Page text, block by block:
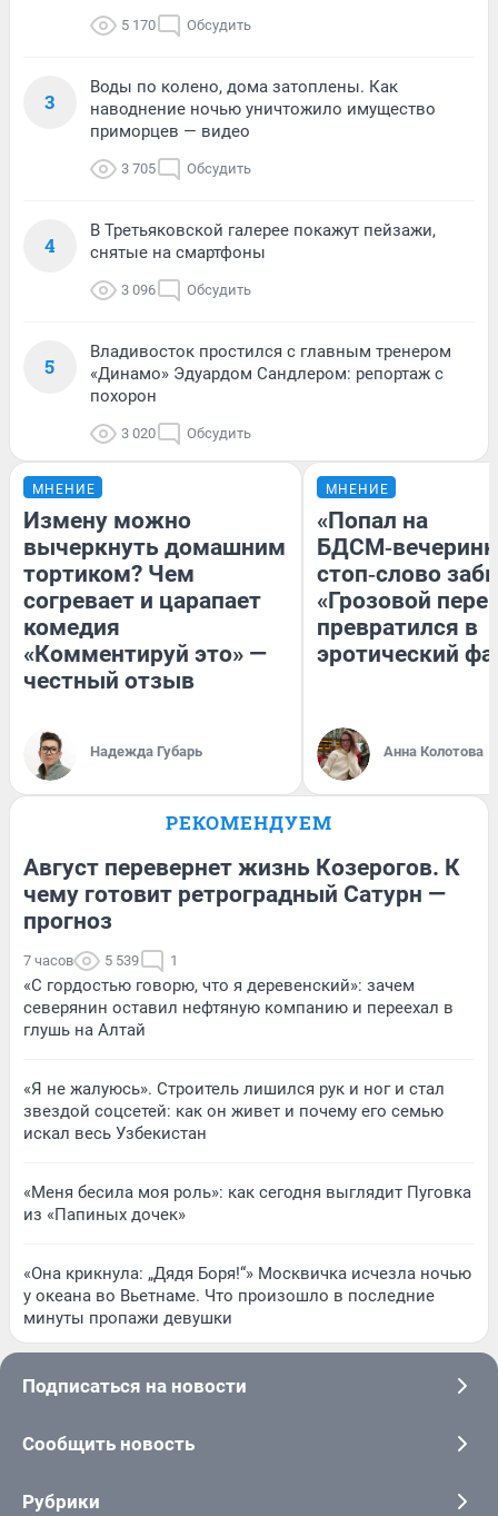
5 170 Обсудить
3
Воды по колено, дома затоплены. Как
наводнение ночью уничтожило имущество
приморцев — видео
3 705 Обсудить
4
В Третьяковской галерее покажут пейзажи,
снятые на смартфоны
3 096 Обсудить
5
Владивосток простился с главным тренером
«Динамо» Эдуардом Сандлером: репортаж с
похорон
3 020 Обсудить
МНЕНИЕ
Измену можно
вычеркнуть домашним
тортиком? Чем
согревает и царапает
комедия
«Комментируй это» —
честный отзыв
Надежда Губарь
МНЕНИЕ
«Попал на
стоп‑слово
«Грозовой
превратился в
эротический
Анна Колотова
РЕКОМЕНДУЕМ
Август перевернет жизнь Козерогов. К
чему готовит ретроградный Сатурн —
прогноз
7 часов 5 539 1
«С гордостью говорю, что я деревенский»: зачем
северянин оставил нефтяную компанию и переехал в
глушь на Алтай
«Я не жалуюсь». Строитель лишился рук и ног и стал
звездой соцсетей: как он живет и почему его семью
искал весь Узбекистан
«Меня бесила моя роль»: как сегодня выглядит Пуговка
из «Папиных дочек»
«Она крикнула: „Дядя Боря!“» Москвичка исчезла ночью
у океана во Вьетнаме. Что произошло в последние
минуты пропажи девушки
Подписаться на новости
Сообщить новость
Рубрики